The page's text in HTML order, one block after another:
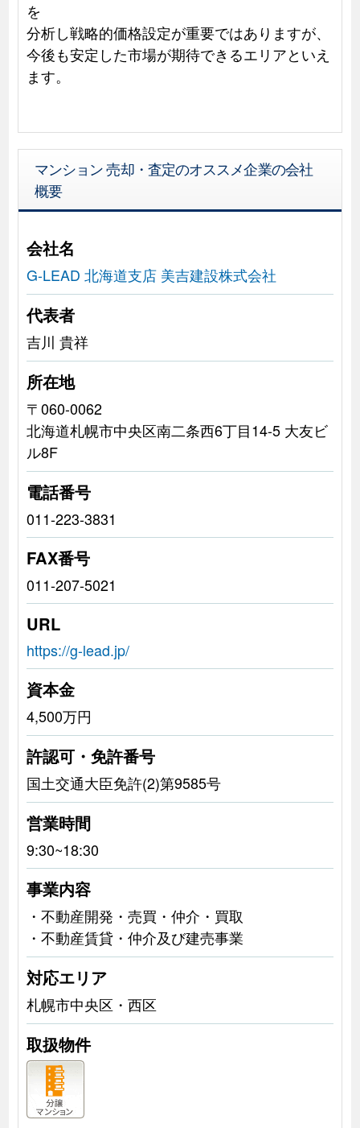
を
分析し戦略的価格設定が重要ではありますが、
今後も安定した市場が期待できるエリアといえ
ます。
マンション 売却・査定のオススメ企業の会社
概要
会社名
G-LEAD 北海道支店 美吉建設株式会社
代表者
吉川 貴祥
所在地
〒060-0062
北海道札幌市中央区南二条西6丁目14-5 大友ビ
ル8F
電話番号
011-223-3831
FAX番号
011-207-5021
URL
https://g-lead.jp/
資本金
4,500万円
許認可・免許番号
国土交通大臣免許(2)第9585号
営業時間
9:30~18:30
事業内容
・不動産開発・売買・仲介・買取
・不動産賃貸・仲介及び建売事業
対応エリア
札幌市中央区・西区
取扱物件